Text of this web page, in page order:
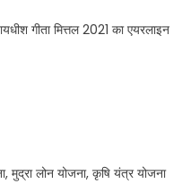
गीता मित्तल 2021 का एयरलाइन
मुद्रा लोन योजना, कृषि यंत्र योजना